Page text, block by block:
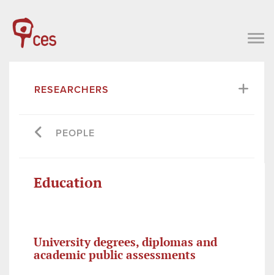
RESEARCHERS
PEOPLE
Education
University degrees, diplomas and
academic public assessments